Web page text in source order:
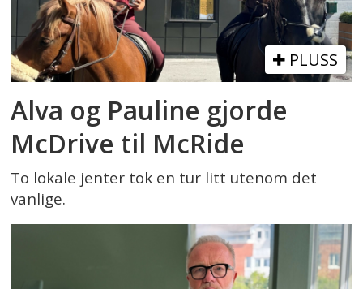
PLUSS
Alva og Pauline gjorde
McDrive til McRide
To lokale jenter tok en tur litt utenom det
vanlige.